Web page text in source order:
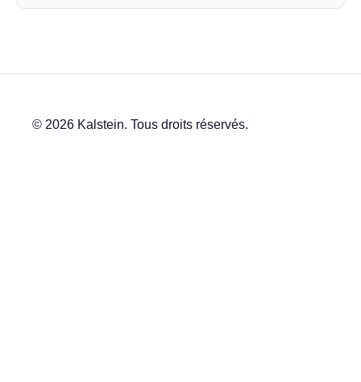
© 2026 Kalstein. Tous droits réservés.